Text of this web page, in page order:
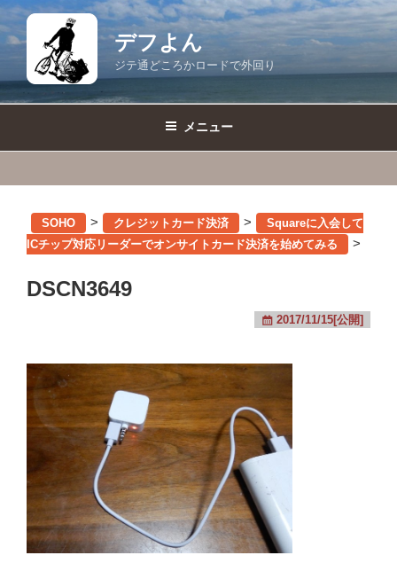
コ
ン
デフよん
ジテ通どころかロードで外回り
メニュー
SOHO > クレジットカード決済 >
Squareに入会して
ICチップ対応リーダーでオンサイトカード決済を始めてみる
>
DSCN3649
2017/11/15[公開]